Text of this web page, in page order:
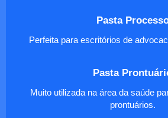
Pasta
Perfeita para escritórios de
Pasta
Muito utilizada na área da saúde
prontuários.